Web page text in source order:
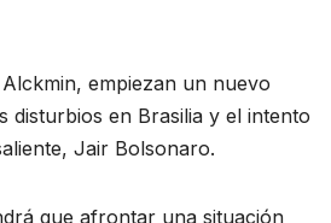
empiezan un nuevo
disturbios en Brasilia y el intento
Jair Bolsonaro.
que afrontar una situación